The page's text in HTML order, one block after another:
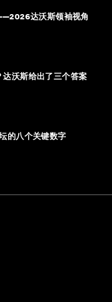
达沃斯领袖视角
沃斯给出了三个答案
的八个关键数字